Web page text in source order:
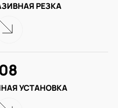
РЕЗКА
УСТАНОВКА
08